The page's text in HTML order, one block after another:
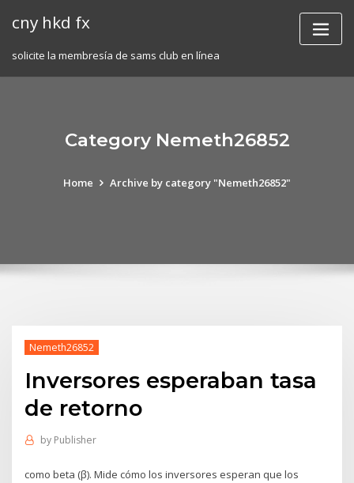
cny hkd fx
solicite la membresía de sams club en línea
Category Nemeth26852
Home Archive by category "Nemeth26852"
Nemeth26852
Inversores esperaban tasa
de retorno
by Publisher
como beta (β). Mide cómo los inversores esperan que los